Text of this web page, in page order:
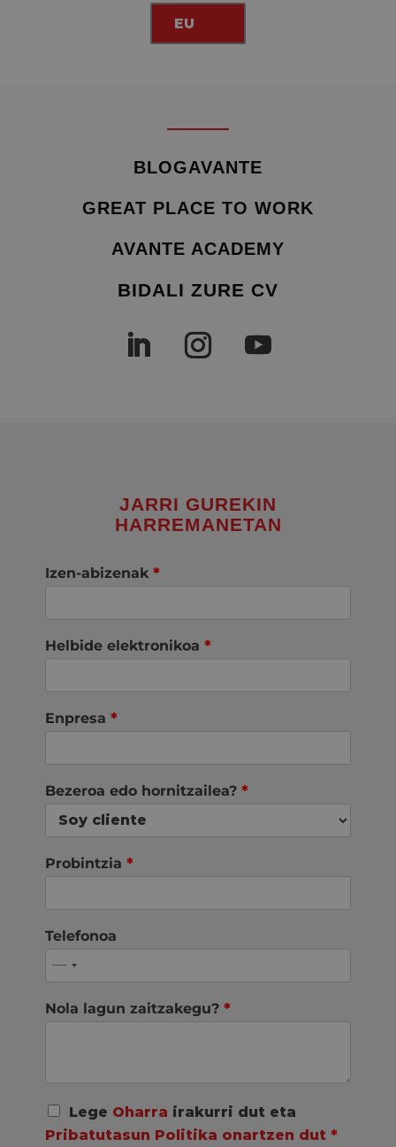
EU
BLOGAVANTE
GREAT PLACE TO WORK
AVANTE ACADEMY
BIDALI ZURE CV
JARRI GUREKIN
HARREMANETAN
Izen-abizenak *
Helbide elektronikoa *
Enpresa *
Bezeroa edo hornitzailea? *
Probintzia *
Telefonoa
Nola lagun zaitzakegu? *
A
Lege Oharra irakurri dut eta
Pribatutasun Politika onartzen dut *